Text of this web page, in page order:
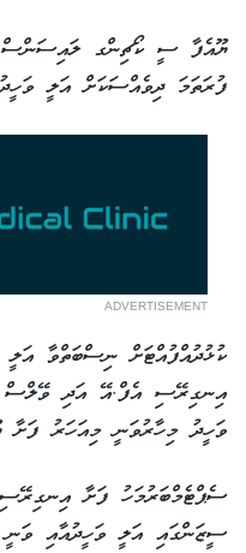
ޔޫއެފާ ސީ ކޯޗިންގ
ފުރަތަމަ ދިވެއްސަކަށް އަލީ
ADVERTISEMENT
ކުޅުދުއްފުއްޓަށް ނިސްބަތްވާ
އިނގިރޭސި އެފް.އޭ އަދި ވޭލްސް
ވަހީދު މިހާރުވަނީ މިއަހަރު ފަށާ
ސެޕްޓެމްބަރުމަހު ފަށާ
ސީޒަންގައި އަލީ ވަހީދުއާއި